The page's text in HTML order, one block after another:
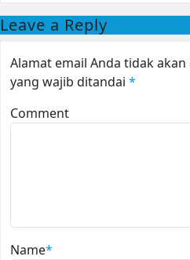
Leave a Reply
Alamat email Anda tidak
yang wajib ditandai *
Comment
Name*